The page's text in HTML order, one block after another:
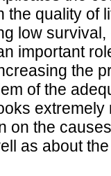
quality of
low
important
the
of the
on the
as about